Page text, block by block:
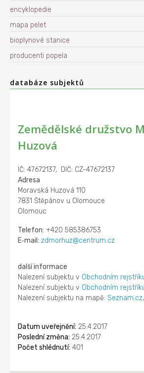
encyklopedie
mapa pelet
bioplynové stanice
producenti popela
databáze subjektů
Zemědělské družstvo
Huzová
IČ: 47672137, DIČ: CZ-47672137
Adresa
Moravská Huzová 110
7831 Štěpánov u Olomouce
Olomouc
Telefon: +420 585386753
E‑mail: zdmorhuz@centrum.cz
další informace
Nalezení subjektu v Obchodním
Nalezení subjektu v Obchodním
Nalezení subjektu na mapě:Seznam.cz,
Datum uveřejnění: 25.4.2017
Poslední změna: 25.4.2017
Počet shlédnutí: 401